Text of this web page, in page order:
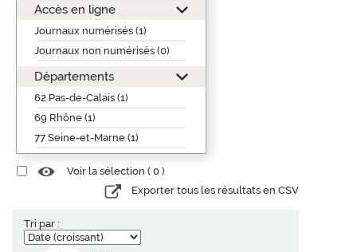
Accès en ligne
Journaux numérisés (1)
Journaux non numérisés (0)
Départements
62 Pas-de-Calais (1)
69 Rhône (1)
77 Seine-et-Marne (1)
Voir la sélection ( 0 )
Exporter tous les résultats en CSV
Tri par :